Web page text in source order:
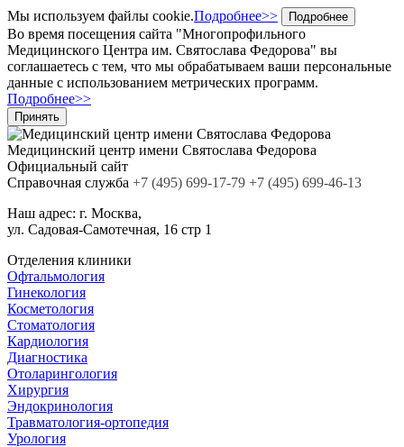
Мы используем файлы cookie.Подробнее>> Подробнее
Во время посещения сайта "Многопрофильного
Медицинского Центра им. Святослава Федорова" вы
соглашаетесь с тем, что мы обрабатываем ваши персональные
данные с использованием метрических программ.
Подробнее>>
Принять
Медицинский центр имени Святослава Федорова
Официальный сайт
Cправочная служба +7 (495) 699-17-79 +7 (495) 699-46-13
Наш адрес: г. Москва,
ул. Садовая-Самотечная, 16 стр 1
Отделения клиники
Офтальмология
Гинекология
Косметология
Стоматология
Кардиология
Диагностика
Отоларингология
Хирургия
Эндокринология
Травматология-ортопедия
Урология